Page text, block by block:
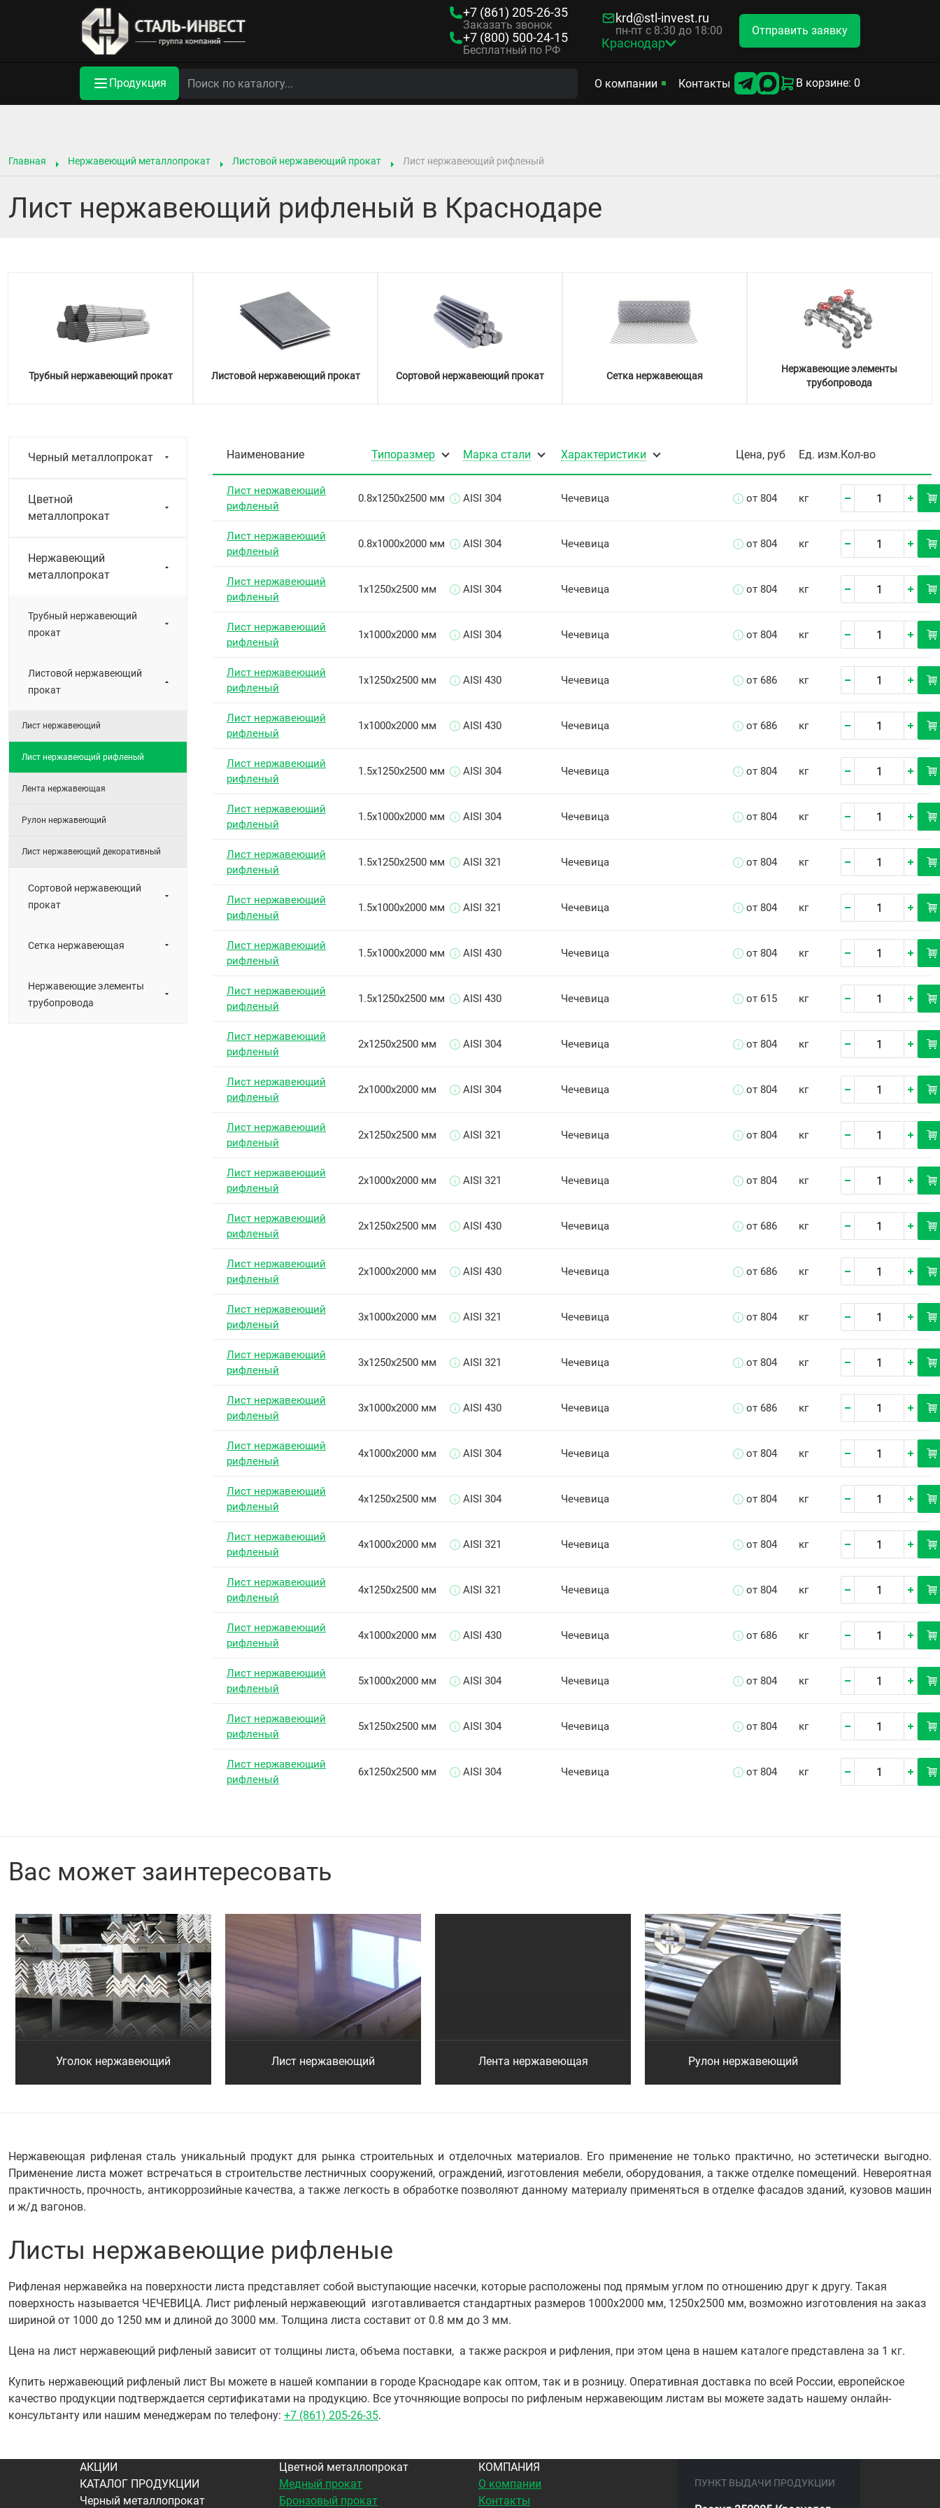
+7 (861) 205-26-35
Заказать звонок
+7 (800) 500-24-15
Бесплатный по РФ
krd@stl-invest.ru
пн-пт с 8:30 до 18:00
Краснодар
Отправить заявку
Продукция О компании Контакты В корзине: 0
Главная Нержавеющий металлопрокат Листовой нержавеющий прокат Лист нержавеющий рифленый
Лист нержавеющий рифленый в Краснодаре
Трубный нержавеющий прокат Листовой нержавеющий прокат Сортовой нержавеющий прокат Сетка нержавеющая
Нержавеющие элементы
трубопровода
Черный металлопрокат
Цветной
металлопрокат
Нержавеющий
металлопрокат
Трубный нержавеющий
прокат
Листовой нержавеющий
прокат
Лист нержавеющий
Лист нержавеющий рифленый
Лента нержавеющая
Рулон нержавеющий
Лист нержавеющий декоративный
Сортовой нержавеющий
прокат
Сетка нержавеющая
Нержавеющие элементы
трубопровода
Наименование Типоразмер Марка стали Характеристики Цена, руб Ед. изм. Кол-во
Лист нержавеющий
рифленый
0.8х1250х2500 мм AISI 304 Чечевица от 804 кг
Лист нержавеющий
рифленый
0.8х1000х2000 мм AISI 304 Чечевица от 804 кг
Лист нержавеющий
рифленый
1х1250х2500 мм AISI 304 Чечевица от 804 кг
Лист нержавеющий
рифленый
1х1000х2000 мм AISI 304 Чечевица от 804 кг
Лист нержавеющий
рифленый
1х1250х2500 мм AISI 430 Чечевица от 686 кг
Лист нержавеющий
рифленый
1х1000х2000 мм AISI 430 Чечевица от 686 кг
Лист нержавеющий
рифленый
1.5х1250х2500 мм AISI 304 Чечевица от 804 кг
Лист нержавеющий
рифленый
1.5х1000х2000 мм AISI 304 Чечевица от 804 кг
Лист нержавеющий
рифленый
1.5х1250х2500 мм AISI 321 Чечевица от 804 кг
Лист нержавеющий
рифленый
1.5х1000х2000 мм AISI 321 Чечевица от 804 кг
Лист нержавеющий
рифленый
1.5х1000х2000 мм AISI 430 Чечевица от 804 кг
Лист нержавеющий
рифленый
1.5х1250х2500 мм AISI 430 Чечевица от 615 кг
Лист нержавеющий
рифленый
2х1250х2500 мм AISI 304 Чечевица от 804 кг
Лист нержавеющий
рифленый
2х1000х2000 мм AISI 304 Чечевица от 804 кг
Лист нержавеющий
рифленый
2х1250х2500 мм AISI 321 Чечевица от 804 кг
Лист нержавеющий
рифленый
2х1000х2000 мм AISI 321 Чечевица от 804 кг
Лист нержавеющий
рифленый
2х1250х2500 мм AISI 430 Чечевица от 686 кг
Лист нержавеющий
рифленый
2х1000х2000 мм AISI 430 Чечевица от 686 кг
Лист нержавеющий
рифленый
3х1000х2000 мм AISI 321 Чечевица от 804 кг
Лист нержавеющий
рифленый
3х1250х2500 мм AISI 321 Чечевица от 804 кг
Лист нержавеющий
рифленый
3х1000х2000 мм AISI 430 Чечевица от 686 кг
Лист нержавеющий
рифленый
4х1000х2000 мм AISI 304 Чечевица от 804 кг
Лист нержавеющий
рифленый
4х1250х2500 мм AISI 304 Чечевица от 804 кг
Лист нержавеющий
рифленый
4х1000х2000 мм AISI 321 Чечевица от 804 кг
Лист нержавеющий
рифленый
4х1250х2500 мм AISI 321 Чечевица от 804 кг
Лист нержавеющий
рифленый
4х1000х2000 мм AISI 430 Чечевица от 686 кг
Лист нержавеющий
рифленый
5х1000х2000 мм AISI 304 Чечевица от 804 кг
Лист нержавеющий
рифленый
5х1250х2500 мм AISI 304 Чечевица от 804 кг
Лист нержавеющий
рифленый
6х1250х2500 мм AISI 304 Чечевица от 804 кг
Вас может заинтересовать
Уголок нержавеющий Лист нержавеющий Лента нержавеющая Рулон нержавеющий
Нержавеющая рифленая сталь уникальный продукт для рынка строительных и отделочных материалов. Его применение не только практично, но эстетически выгодно.
Применение листа может встречаться в строительстве лестничных сооружений, ограждений, изготовления мебели, оборудования, а также отделке помещений. Невероятная
практичность, прочность, антикоррозийные качества, а также легкость в обработке позволяют данному материалу применяться в отделке фасадов зданий, кузовов машин
и ж/д вагонов.
Листы нержавеющие рифленые
Рифленая нержавейка на поверхности листа представляет собой выступающие насечки, которые расположены под прямым углом по отношению друг к другу. Такая
поверхность называется ЧЕЧЕВИЦА. Лист рифленый нержавеющий изготавливается стандартных размеров 1000х2000 мм, 1250х2500 мм, возможно изготовления на заказ
шириной от 1000 до 1250 мм и длиной до 3000 мм. Толщина листа составит от 0.8 мм до 3 мм.
Цена на лист нержавеющий рифленый зависит от толщины листа, объема поставки, а также раскроя и рифления, при этом цена в нашем каталоге представлена за 1 кг.
Купить нержавеющий рифленый лист Вы можете в нашей компании в городе Краснодаре как оптом, так и в розницу. Оперативная доставка по всей России, европейское
качество продукции подтверждается сертификатами на продукцию. Все уточняющие вопросы по рифленым нержавеющим листам вы можете задать нашему онлайн-
консультанту или нашим менеджерам по телефону: +7 (861) 205-26-35.
АКЦИИ
КАТАЛОГ ПРОДУКЦИИ
Черный металлопрокат
Цветной металлопрокат
Медный прокат
Бронзовый прокат
КОМПАНИЯ
О компании
Контакты
ПУНКТ ВЫДАЧИ ПРОДУКЦИИ